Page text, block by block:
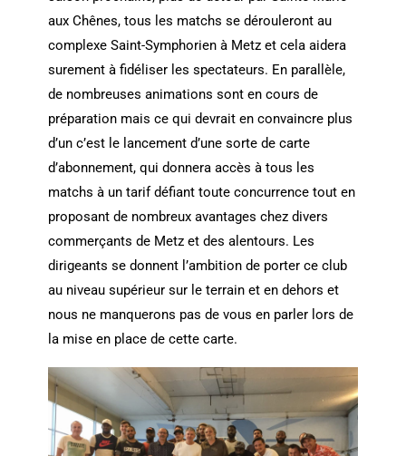
aux Chênes, tous les matchs se dérouleront au
complexe Saint-Symphorien à Metz et cela aidera
surement à fidéliser les spectateurs. En parallèle,
de nombreuses animations sont en cours de
préparation mais ce qui devrait en convaincre plus
d’un c’est le lancement d’une sorte de carte
d’abonnement, qui donnera accès à tous les
matchs à un tarif défiant toute concurrence tout en
proposant de nombreux avantages chez divers
commerçants de Metz et des alentours. Les
dirigeants se donnent l’ambition de porter ce club
au niveau supérieur sur le terrain et en dehors et
nous ne manquerons pas de vous en parler lors de
la mise en place de cette carte.